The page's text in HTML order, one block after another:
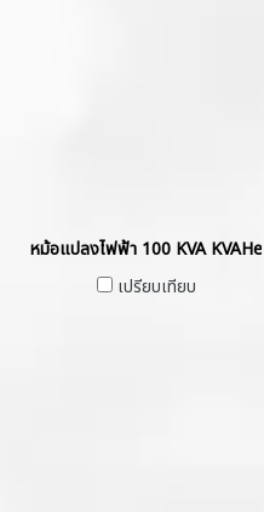
หม้อแปลงไฟฟ้า 100 KVA
เปรียบเทียบ